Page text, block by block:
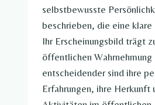
selbstbewusste
beschrieben, die eine klare
Ihr Erscheinungsbild trägt
öffentlichen Wahrnehmung
entscheidender sind ihre
Erfahrungen, ihre Herkunft